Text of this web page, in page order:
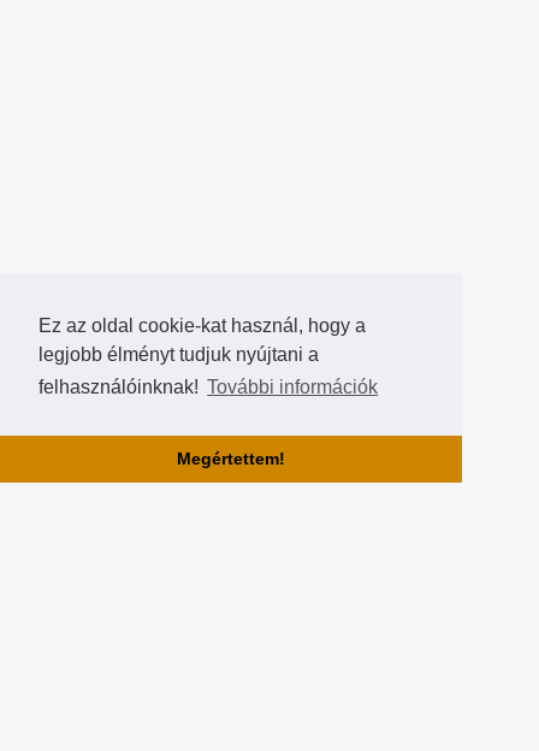
Ez az oldal cookie-kat használ, hogy a
legjobb élményt tudjuk nyújtani a
felhasználóinknak! További információk
Megértettem!